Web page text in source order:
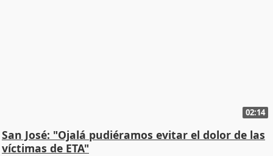
02:14
San José: "Ojalá pudiéramos evitar el dolor de las
víctimas de ETA"